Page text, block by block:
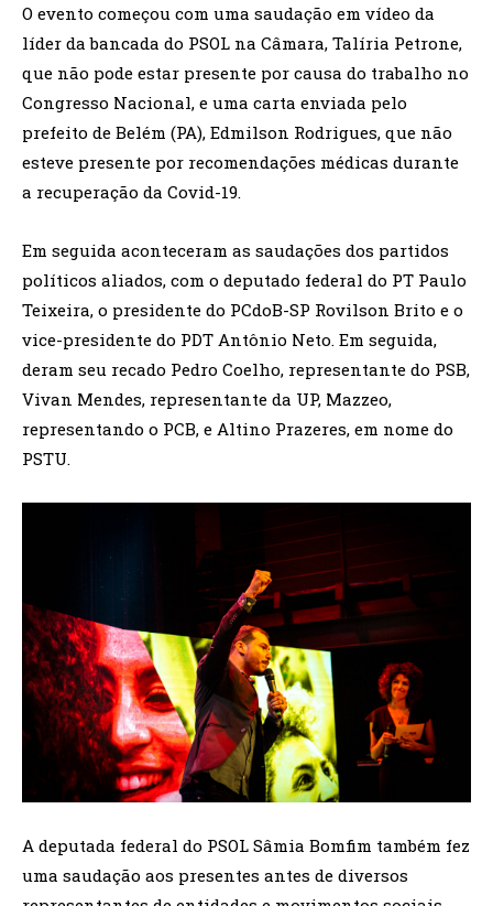
O evento começou com uma saudação em vídeo da
líder da bancada do PSOL na Câmara, Talíria Petrone,
que não pode estar presente por causa do trabalho no
Congresso Nacional, e uma carta enviada pelo
prefeito de Belém (PA), Edmilson Rodrigues, que não
esteve presente por recomendações médicas durante
a recuperação da Covid-19.
Em seguida aconteceram as saudações dos partidos
políticos aliados, com o deputado federal do PT Paulo
Teixeira, o presidente do PCdoB-SP Rovilson Brito e o
vice-presidente do PDT Antônio Neto. Em seguida,
deram seu recado Pedro Coelho, representante do PSB,
Vivan Mendes, representante da UP, Mazzeo,
representando o PCB, e Altino Prazeres, em nome do
PSTU.
A deputada federal do PSOL Sâmia Bomfim também fez
uma saudação aos presentes antes de diversos